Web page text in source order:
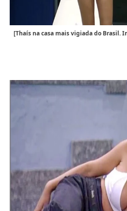
[Thaís na casa mais vigiada do Brasil.